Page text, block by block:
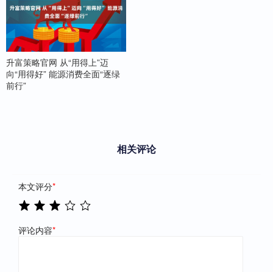
升富策略官网 从“用得上”迈
向“用得好” 能源消费全面“逐绿
前行”
相关评论
本文评分*
评论内容*